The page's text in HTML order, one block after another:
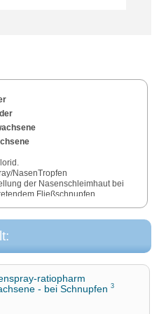
NasenTropfen
der Nasenschleimhaut bei
Fließschnupfen,
mit Schnupfen. -NasenSpray
sind für Erwachsene und
Apothekenpflichtig.
lesen Sie die Packungsbeilage
oder in Ihrer Apotheke.
ratiopharm
- bei Schnupfen3